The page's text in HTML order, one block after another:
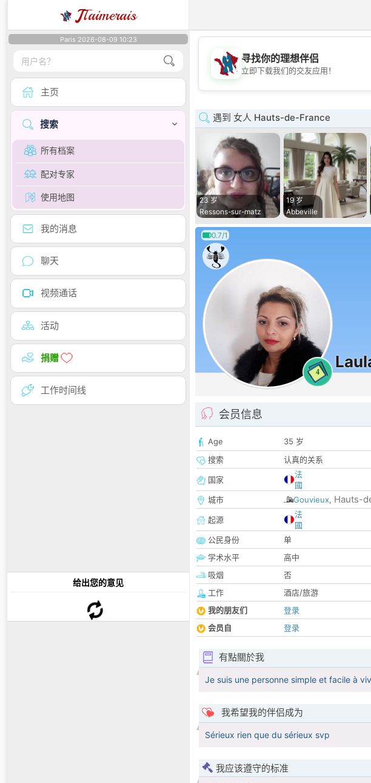
JTaimerais
Paris 2026-08-09 10:23
主页
搜索
所有档案
配对专家
使用地图
我的消息
聊天
视频通话
活动
捐赠
工作时间线
给出您的意见
💖
寻找你的理想伴侣
立即下载我们的交友应用！
遇到 女人 Hauts-de-France
23 岁
Ressons-sur-matz
19 岁
Abbeville
0.7/1
4
会员信息
Age
35 岁
搜索
认真的关系
国家
法
國
城市
Gouvieux, Hauts-
起源
法
國
公民身份
单
学术水平
高中
吸烟
否
工作
酒店/旅游
我的朋友们
登录
会员自
登录
有點關於我
Je suis une personne simple et facile à
我希望我的伴侣成为
Sérieux rien que du sérieux svp
我应该遵守的标准